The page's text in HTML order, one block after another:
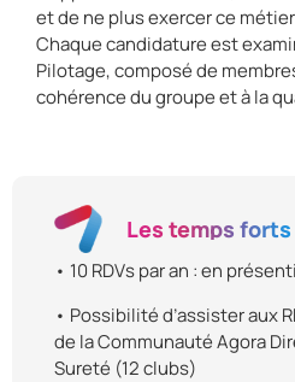
et de ne plus exercer ce
Chaque candidature est
Pilotage, composé de
cohérence du groupe et à la
Les temps
• 10 RDVs par an : en
• Possibilité d’assister aux
de la Communauté Agora
Sureté (12 clubs)